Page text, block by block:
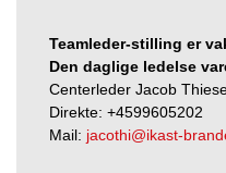
Teamleder-stilling er
Den daglige ledelse
Centerleder Jacob
Direkte: +4599605202
Mail: jacothi@ikast-